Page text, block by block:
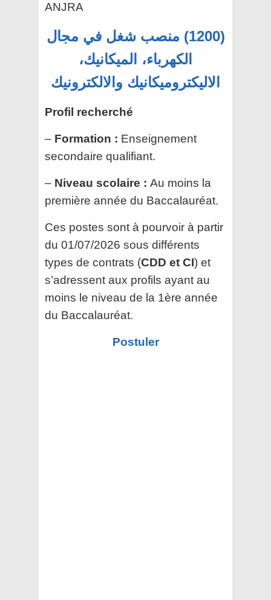
ANJRA
(1200) منصب شغل في مجال
الكهرباء، الميكانيك،
الاليكتروميكانيك والالكترونيك
Profil recherché
– Formation : Enseignement
secondaire qualifiant.
– Niveau scolaire : Au moins la
première année du Baccalauréat.
Ces postes sont à pourvoir à partir
du 01/07/2026 sous différents
types de contrats (CDD et CI) et
s’adressent aux profils ayant au
moins le niveau de la 1ère année
du Baccalauréat.
Postuler